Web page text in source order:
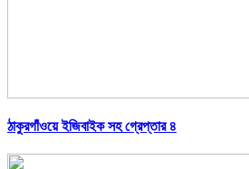
ঠাকুরগাঁওয়ে ইজিবাইক সহ গ্রেপ্তার ৪